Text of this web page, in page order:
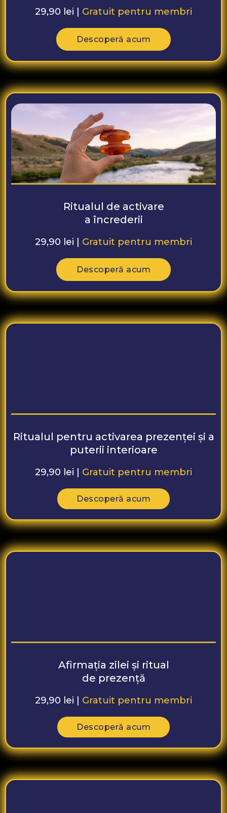
29,90 lei | Gratuit pentru membri
Descoperă acum
Ritualul de activare
a încrederii
29,90 lei | Gratuit pentru membri
Descoperă acum
Ritualul pentru activarea prezenței și a
puterii interioare
29,90 lei | Gratuit pentru membri
Descoperă acum
Afirmația zilei și ritual
de prezență
29,90 lei | Gratuit pentru membri
Descoperă acum